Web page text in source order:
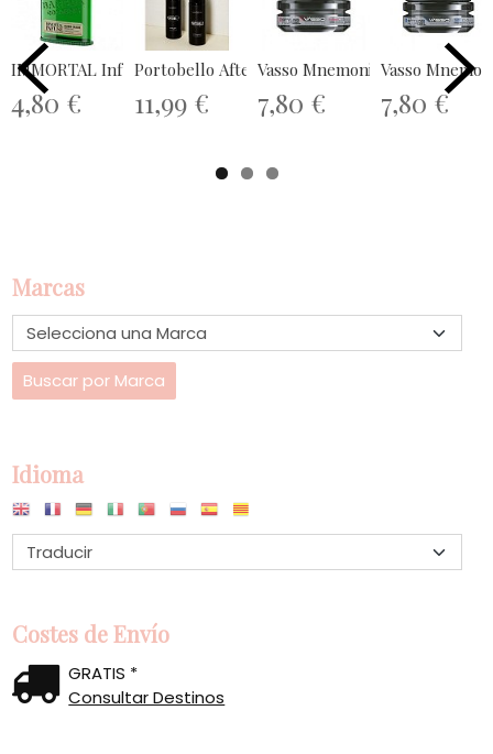
Marcas
Idioma
Costes de Envío
GRATIS *
Consultar Destinos
IMMORTAL Infuse Cologne Smoked Pine...
4,80 €
Portobello After Shave Espuma 150ml
11,99 €
Vasso Mnemonic Styling Gum
7,80 €
Vasso
7,80 €